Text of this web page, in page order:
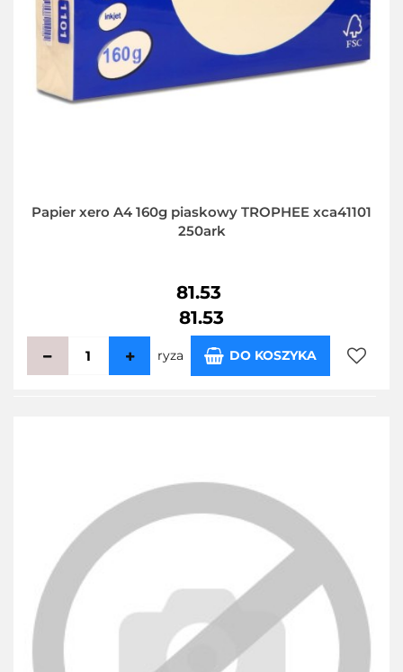
Papier xero A4 160g piaskowy TROPHEE xca41101
250ark
81.53
81.53
ryza DO KOSZYKA